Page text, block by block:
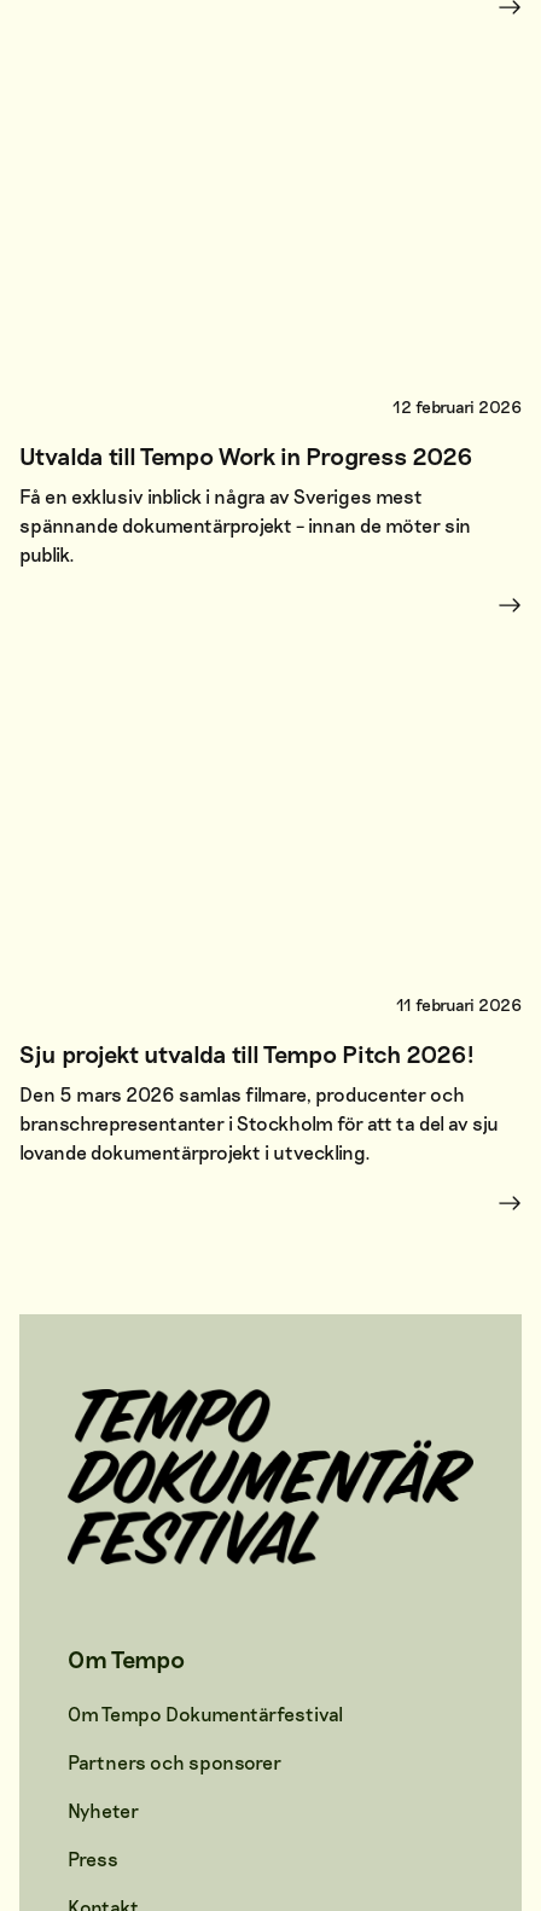
12 februari 2026
Utvalda till Tempo Work in Progress 2026
Få en exklusiv inblick i några av Sveriges mest
spännande dokumentärprojekt – innan de möter sin
publik.
11 februari 2026
Sju projekt utvalda till Tempo Pitch 2026!
Den 5 mars 2026 samlas filmare, producenter och
branschrepresentanter i Stockholm för att ta del av sju
lovande dokumentärprojekt i utveckling.
Om Tempo
Om Tempo Dokumentärfestival
Partners och sponsorer
Nyheter
Press